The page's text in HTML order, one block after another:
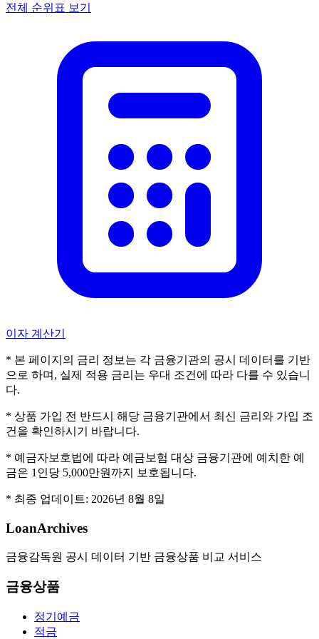
전체 순위표 보기
이자 계산기
* 본 페이지의 금리 정보는 각 금융기관의 공시 데이터를 기반
으로 하며, 실제 적용 금리는 우대 조건에 따라 다를 수 있습니
다.
* 상품 가입 전 반드시 해당 금융기관에서 최신 금리와 가입 조
건을 확인하시기 바랍니다.
* 예금자보호법에 따라 예금보험 대상 금융기관에 예치한 예
금은 1인당 5,000만원까지 보호됩니다.
* 최종 업데이트: 2026년 8월 8일
LoanArchives
금융감독원 공시 데이터 기반 금융상품 비교 서비스
금융상품
정기예금
적금